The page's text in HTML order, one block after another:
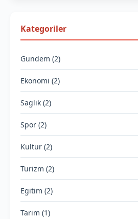
Kategoriler
Gundem (2)
Ekonomi (2)
Saglik (2)
Spor (2)
Kultur (2)
Turizm (2)
Egitim (2)
Tarim (1)